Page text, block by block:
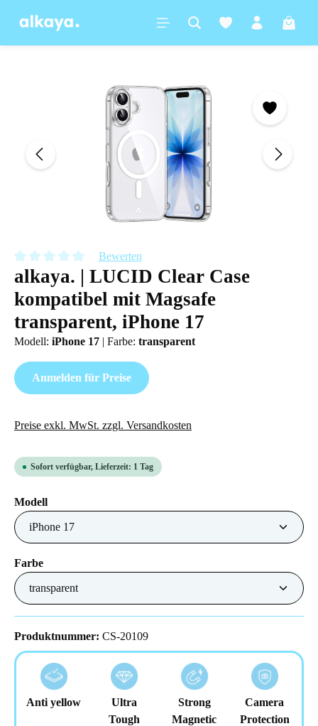
springen
Durchschnittliche Bewertung von 0 von 5 Sternen
Bewerten
alkaya. | LUCID Clear Case
kompatibel mit Magsafe
transparent, iPhone 17
Modell: iPhone 17 | Farbe: transparent
Anmelden für Preise
Preise exkl. MwSt. zzgl. Versandkosten
Sofort verfügbar, Lieferzeit: 1 Tag
Modellauswählen
Farbeauswählen
Produktnummer: CS-20109
Anti yellow
Ultra
Tough
Strong
Magnetic
Camera
Protection